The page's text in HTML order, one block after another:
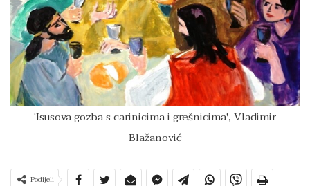
'Isusova gozba s carinicima i grešnicima', Vladimir
Blažanović
Podijeli